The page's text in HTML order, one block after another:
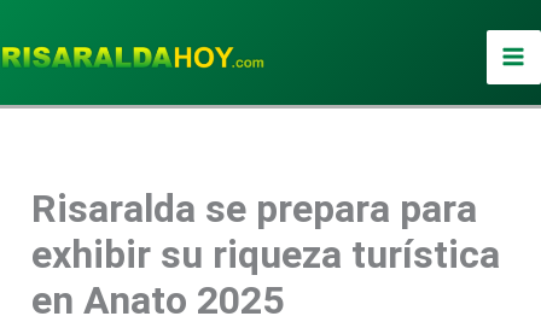
al
contenido
Risaralda se prepara para
exhibir su riqueza turística
en Anato 2025